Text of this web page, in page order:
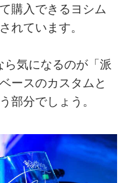
購入できるヨシム
れています。
ら気になるのが「派
ースのカスタムと
部分でしょう。